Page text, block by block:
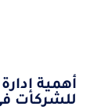
أهمية
للشركات